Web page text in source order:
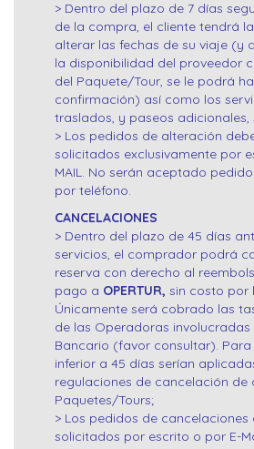
> Dentro del plazo de 7 días
de la compra, el cliente tendrá
alterar las fechas de su viaje (y
la disponibilidad del proveedor
del Paquete/Tour, se le podrá
confirmación) así como los
traslados, y paseos adicionales,
> Los pedidos de alteración
solicitados exclusivamente por
MAIL. No serán aceptado
por teléfono.
CANCELACIONES
> Dentro del plazo de 45 días
servicios, el comprador podrá
reserva con derecho al
pago a OPERTUR, sin costo por
Únicamente será cobrado las
de las Operadoras involucradas
Bancario (favor consultar).
inferior a 45 días serían
regulaciones de cancelación de
Paquetes/Tours;
> Los pedidos de cancelaciones
solicitados por escrito o por E-